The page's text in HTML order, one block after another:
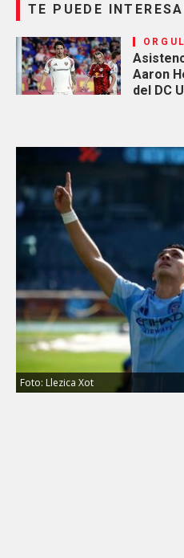
TE PUEDE
Aaron
del DC
Foto: Llezica Xot